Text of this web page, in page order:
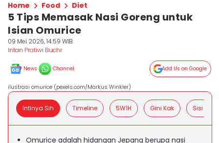
Home Food Diet
5 Tips Memasak Nasi Goreng untuk
Isian Omurice
09 Mei 2026, 14:59 WIB
Intan Pratiwi Buchr
News Channel Add Us on Google
ilustrasi omurice (pexels.com/Markus Winkler)
Intinya Sih Timeline 5W1H Gini Kak Sisi
Omurice adalah hidangan Jepang berupa nasi